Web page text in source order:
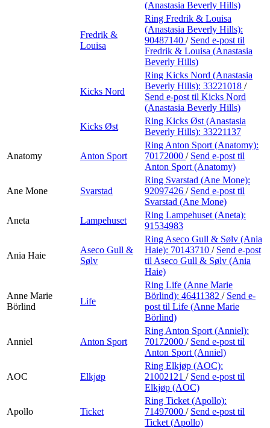
(Anastasia Beverly Hills)
Fredrik &
Louisa
Ring Fredrik & Louisa
(Anastasia Beverly Hills):
90487140 / Send e-post til
Fredrik & Louisa (Anastasia
Beverly Hills)
Kicks Nord
Ring Kicks Nord (Anastasia
Beverly Hills): 33221018 /
Send e-post til Kicks Nord
(Anastasia Beverly Hills)
Kicks Øst
Ring Kicks Øst (Anastasia
Beverly Hills): 33221137
Anatomy Anton Sport
Ring Anton Sport (Anatomy):
70172000 / Send e-post til
Anton Sport (Anatomy)
Ane Mone Svarstad
Ring Svarstad (Ane Mone):
92097426 / Send e-post til
Svarstad (Ane Mone)
Aneta
Lampehuset
Ring Lampehuset (Aneta):
91534983
Ania Haie
Aseco Gull &
Sølv
Ring Aseco Gull & Sølv (Ania
Haie): 70143710 / Send e-post
til Aseco Gull & Sølv (Ania
Haie)
Anne Marie
Börlind
Life
Ring Life (Anne Marie
Börlind): 46411382 / Send e-
post til Life (Anne Marie
Börlind)
Anniel Anton Sport
Ring Anton Sport (Anniel):
70172000 / Send e-post til
Anton Sport (Anniel)
AOC Elkjøp
Ring Elkjøp (AOC):
21002121 / Send e-post til
Elkjøp (AOC)
Apollo Ticket
Ring Ticket (Apollo):
71497000 / Send e-post til
Ticket (Apollo)